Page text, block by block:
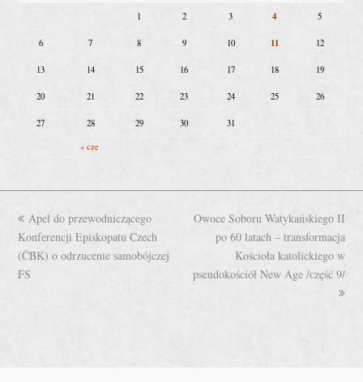
« cze
1 2 3 4 5
6 7 8 9 10 11 12
13 14 15 16 17 18 19
20 21 22 23 24 25 26
27 28 29 30 31
previous
post:
Apel do przewodniczącego
Konferencji Episkopatu Czech
(ČBK) o odrzucenie samobójczej
FS
next
post:
Owoce Soboru Watykańskiego II
po 60 latach – transformacja
Kościoła katolickiego w
pseudokościół New Age /сzęść 9/